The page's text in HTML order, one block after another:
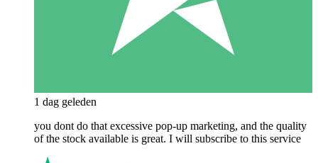
1 dag geleden
you dont do that excessive pop-up marketing, and the quality
of the stock available is great. I will subscribe to this service